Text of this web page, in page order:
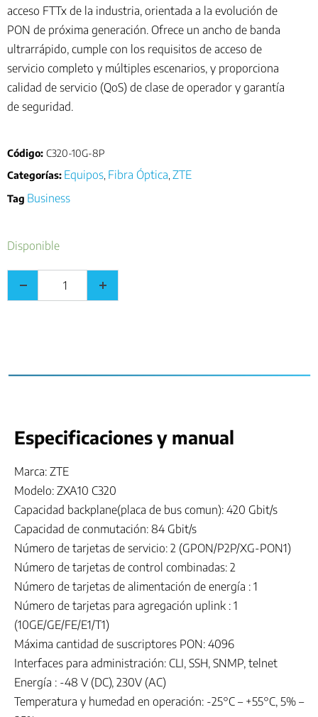
acceso FTTx de la industria, orientada a la evolución de
PON de próxima generación. Ofrece un ancho de banda
ultrarrápido, cumple con los requisitos de acceso de
servicio completo y múltiples escenarios, y proporciona
calidad de servicio (QoS) de clase de operador y garantía
de seguridad.
Código: C320-10G-8P
Categorías: Equipos Fibra Óptica ZTE
Tag Business
Disponible
Especificaciones y manual
Marca: ZTE
Modelo: ZXA10 C320
Capacidad backplane(placa de bus comun): 420 Gbit/s
Capacidad de conmutación: 84 Gbit/s
Número de tarjetas de servicio: 2 (GPON/P2P/XG-PON1)
Número de tarjetas de control combinadas: 2
Número de tarjetas de alimentación de energía : 1
Número de tarjetas para agregación uplink : 1
(10GE/GE/FE/E1/T1)
Máxima cantidad de suscriptores PON: 4096
Interfaces para administración: CLI, SSH, SNMP, telnet
Energía : -48 V (DC), 230V (AC)
Temperatura y humedad en operación: -25°C – +55°C, 5% –